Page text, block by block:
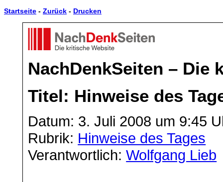
Startseite - Zurück - Drucken
NachDenkSeiten – Die
Titel: Hinweise des
Datum: 3. Juli 2008 um 9:45
Rubrik: Hinweise des Tages
Verantwortlich:Wolfgang Lieb